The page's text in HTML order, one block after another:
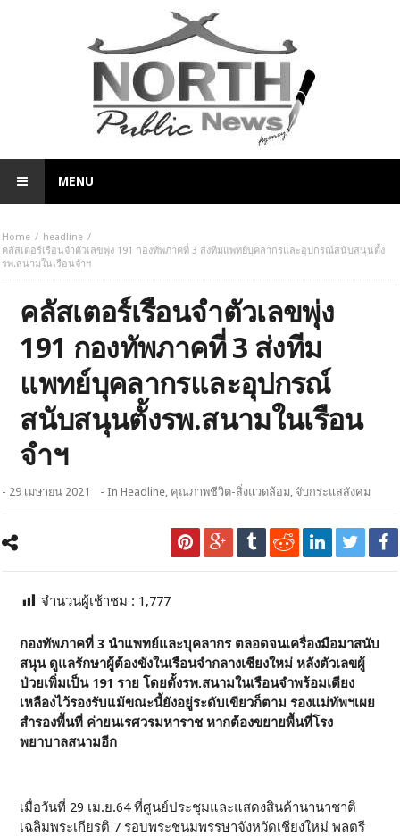
MENU
Home
headline
คลัสเตอร์เรือนจำตัวเลขพุ่ง 191 กองทัพภาคที่ 3 ส่งทีมแพทย์บุคลากรและอุปกรณ์สนับสนุนตั้ง
รพ.สนามในเรือนจำฯ
คลัสเตอร์เรือนจำตัวเลขพุ่ง
191 กองทัพภาคที่ 3 ส่งทีม
แพทย์บุคลากรและอุปกรณ์
สนับสนุนตั้งรพ.สนามในเรือน
จำฯ
- 29 เมษายน 2021 - InHeadline, คุณภาพชีวิต-สิ่งแวดล้อม, จับกระแสสังคม
จำนวนผู้เช้าชม : 1,777
กองทัพภาคที่ 3 นำแพทย์และบุคลากร ตลอดจนเครื่องมือมาสนับ
สนุน ดูแลรักษาผู้ต้องขังในเรือนจำกลางเชียงใหม่ หลังตัวเลขผู้
ป่วยเพิ่มเป็น 191 ราย โดยตั้งรพ.สนามในเรือนจำพร้อมเตียง
เหลืองไว้รองรับแม้ขณะนี้ยังอยู่ระดับเขียวก็ตาม รองแม่ทัพฯเผย
สำรองพื้นที่ ค่ายนเรศวรมหาราช หากต้องขยายพื้นที่โรง
พยาบาลสนามอีก
เมื่อวันที่ 29 เม.ย.64 ที่ศูนย์ประชุมและแสดงสินค้านานาชาติ
เฉลิมพระเกียรติ 7 รอบพระชนมพรรษาจังหวัดเชียงใหม่ พลตรี